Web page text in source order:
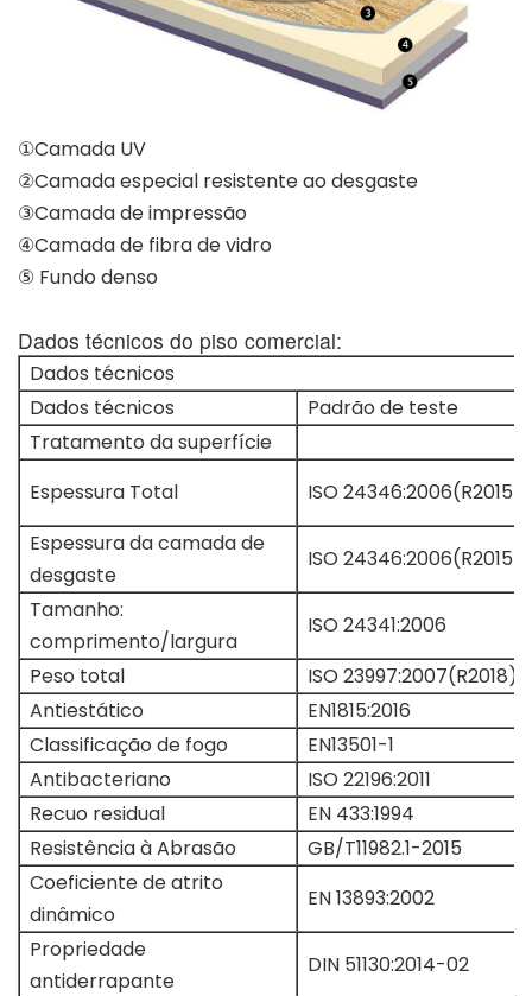
①Camada UV
②Camada especial resistente ao desgaste
③Camada de impressão
④Camada de fibra de vidro
⑤ Fundo denso
Dados técnicos do piso comercial:
Dados técnicos
Dados técnicos
Padrão de teste
Tratamento da superfície
Espessura Total
ISO 24346:2006(R2015)
Espessura da camada de
desgaste
ISO 24346:2006(R2015)
Tamanho:
comprimento/largura
ISO 24341:2006
Peso total
ISO 23997:2007(R2018)
Antiestático
EN1815:2016
Classificação de fogo
EN13501-1
Antibacteriano
ISO 22196:2011
Recuo residual
EN 433:1994
Resistência à Abrasão
GB/T11982.1-2015
Coeficiente de atrito
dinâmico
EN 13893:2002
Propriedade
antiderrapante
DIN 51130:2014-02